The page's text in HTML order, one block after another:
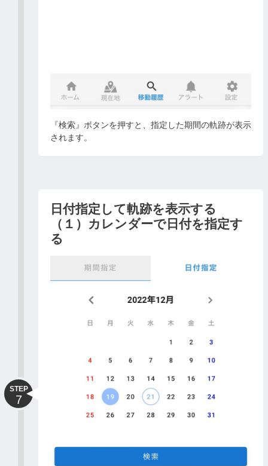
『検索』ボタンを押すと、指定した期間の軌跡が表示
されます。
STEP
7
日付指定して軌跡を表示する
（１）カレンダーで日付を指定す
る